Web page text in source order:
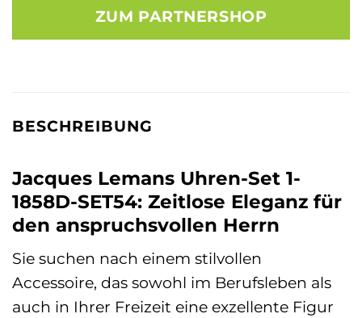
war:
568,70 €
ist:
410,57 €.
ZUM PARTNERSHOP
BESCHREIBUNG
Jacques Lemans Uhren-Set 1-
1858D-SET54: Zeitlose Eleganz für
den anspruchsvollen Herrn
Sie suchen nach einem stilvollen
Accessoire, das sowohl im Berufsleben als
auch in Ihrer Freizeit eine exzellente Figur